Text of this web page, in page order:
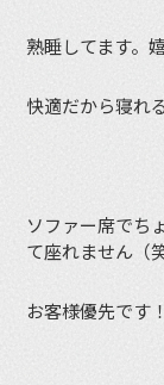
熟睡してます。
快適だから寝れ
ソファー席でち
て座れません（笑
お客様優先です！